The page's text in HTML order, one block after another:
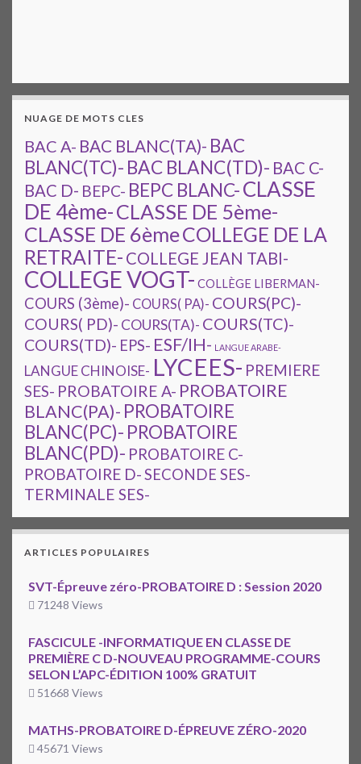
NUAGE DE MOTS CLES
BAC A- BAC BLANC(TA)- BAC
BLANC(TC)- BAC BLANC(TD)- BAC C-
BAC D- BEPC- BEPC BLANC-CLASSE
DE 4ème-CLASSE DE 5ème-
CLASSE DE 6èmeCOLLEGE DE LA
RETRAITE- COLLEGE JEAN TABI-
COLLEGE VOGT- COLLÈGE LIBERMAN-
COURS (3ème)- COURS( PA)- COURS(PC)-
COURS( PD)- COURS(TA)- COURS(TC)-
COURS(TD)- EPS- ESF/IH- LANGUE ARABE-
LANGUE CHINOISE- LYCEES- PREMIERE
SES- PROBATOIRE A- PROBATOIRE
BLANC(PA)- PROBATOIRE
BLANC(PC)- PROBATOIRE
BLANC(PD)- PROBATOIRE C-
PROBATOIRE D-SECONDE SES-
TERMINALE SES-
ARTICLES POPULAIRES
SVT-Épreuve zéro-PROBATOIRE D : Session 2020
71248 Views
FASCICULE -INFORMATIQUE EN CLASSE DE
PREMIÈRE C D-NOUVEAU PROGRAMME-COURS
SELON L’APC-ÉDITION 100% GRATUIT
51668 Views
MATHS-PROBATOIRE D-ÉPREUVE ZÉRO-2020
45671 Views